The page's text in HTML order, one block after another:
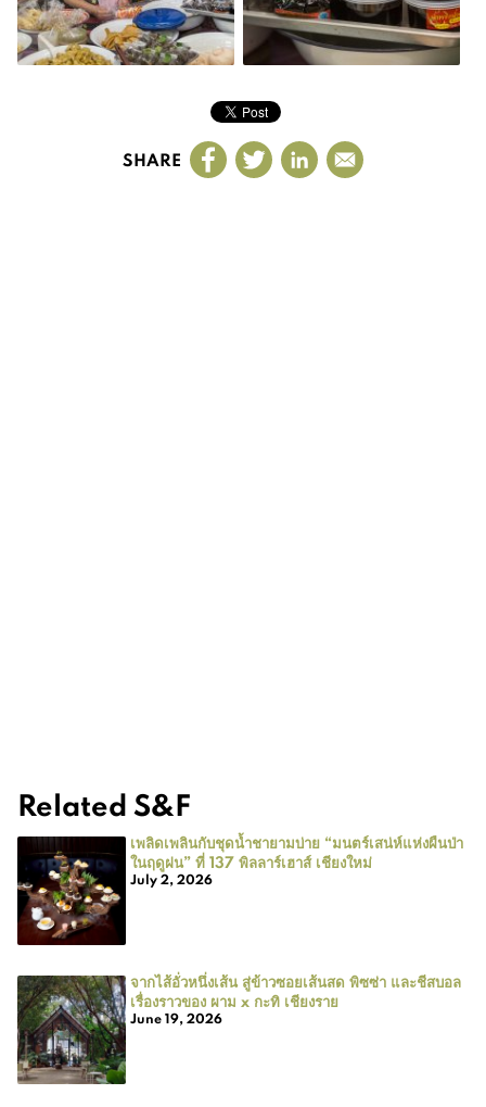
SHARE
Related S&F
เพลิดเพลินกับชุดน้ำชายามบ่าย “มนตร์เสน่ห์แห่งผืนป่า
ในฤดูฝน” ที่ 137 พิลลาร์เฮาส์ เชียงใหม่
July 2, 2026
จากไส้อั่วหนึ่งเส้น สู่ข้าวซอยเส้นสด พิซซ่า และชีสบอล
เรื่องราวของ ผาม x กะทิ เชียงราย
June 19, 2026